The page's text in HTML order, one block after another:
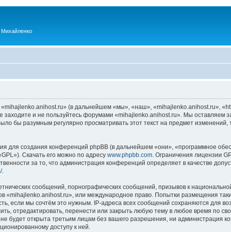
Михайленко
(в дальнейшем «мы», «наш», «mihajlenko.anihost.ru»,
и не пользуйтесь форумами «mihajlenko.anihost.ru». Мы оставляем
бы разумным регулярно просматривать этот текст на предмет
создания конференций phpBB (в дальнейшем «они», «программное
Скачать его можно по адресу www.phpbb.com . Ограничения лицензии
за то, что администрация конференций определяет в качестве
.
сообщений, порнографических сообщений, призывов к
«mihajlenko.anihost.ru», или международное право. Попытки размещения
если мы сочтём это нужным. IP-адреса всех сообщений сохраняются для
отредактировать, перенести или закрыть любую тему в любое время по
будет открыта третьим лицам без вашего разрешения, ни администрация
доступу к ней.